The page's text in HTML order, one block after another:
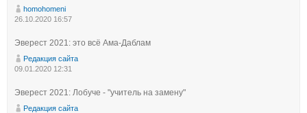
homohomeni
26.10.2020 16:57
Эверест 2021: это всё Ама-Даблам
Редакция сайта
09.01.2020 12:31
Эверест 2021: Лобуче - "учитель на замену"
Редакция сайта